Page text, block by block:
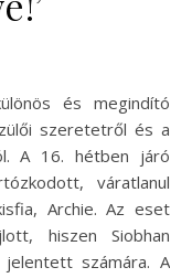
szeretetről és a
A 16. hétben járó
váratlanul
Archie. Az eset
hiszen Siobhan
számára. A